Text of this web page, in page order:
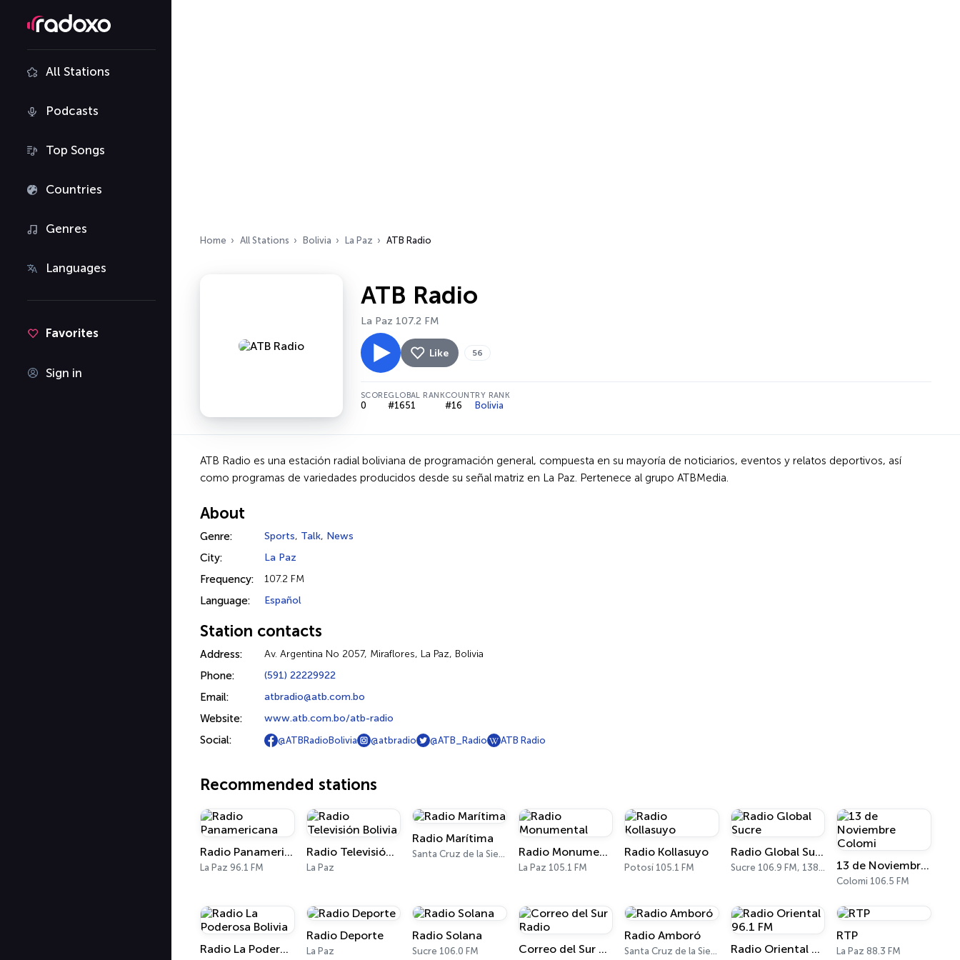
All Stations
Podcasts
Top Songs
Countries
Genres
Languages
Favorites
Sign in
Home All Stations Bolivia La Paz ATB Radio
ATB Radio
La Paz 107.2 FM
Like 56
SCORE
0
GLOBAL RANK
#1651
COUNTRY RANK
#16 Bolivia
ATB Radio es una estación radial boliviana de programación general, compuesta en su mayoría de noticiarios, eventos y relatos deportivos, así
como programas de variedades producidos desde su señal matriz en La Paz. Pertenece al grupo ATBMedia.
About
Genre: Sports, Talk, News
City: La Paz
Frequency: 107.2 FM
Language: Español
Station contacts
Address: Av. Argentina No 2057, Miraflores, La Paz, Bolivia
Phone: (591) 22229922
Email: atbradio@atb.com.bo
Website: www.atb.com.bo/atb-radio
Social: @ATBRadioBolivia @atbradio @ATB_Radio ATB Radio
Recommended stations
Radio Panamericana
La Paz 96.1 FM
Radio Televisión Bolivia
La Paz
Radio Marítima
Santa Cruz de la Sierra 100.9 FM Radio Monumental
La Paz 105.1 FM
Radio Kollasuyo
Potosí 105.1 FM
Radio Global Sucre
Sucre 106.9 FM, 1380 AM 13 de Noviembre Colomi
Colomi 106.5 FM
Radio La Poderosa Bolivia
Radio Deporte
La Paz
Radio Solana
Sucre 106.0 FM Correo del Sur Radio
Radio Amboró
Santa Cruz de la Sierra 89.5 FM Radio Oriental 96.1 FM
RTP
La Paz 88.3 FM